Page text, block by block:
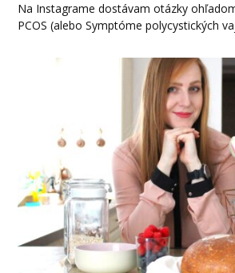
Na Instagrame dostávam otázky
PCOS (alebo Symptóme polycystických